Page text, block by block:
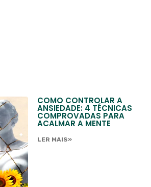
COMO CONTROLAR A
ANSIEDADE: 4 TÉCNICAS
COMPROVADAS PARA
ACALMAR A MENTE
LER MAIS»